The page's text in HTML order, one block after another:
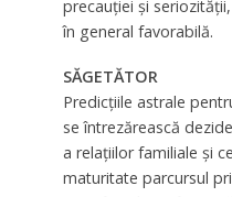
precauţiei şi
în general favorabilă.
SĂGETĂTOR
Predicţiile astrale
se întrezărească
a relaţiilor familiale şi
maturitate parcursul